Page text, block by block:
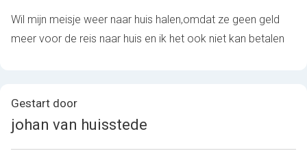
Wil mijn meisje weer naar huis halen,omdat ze geen geld
meer voor de reis naar huis en ik het ook niet kan betalen
Gestart door
johan van huisstede